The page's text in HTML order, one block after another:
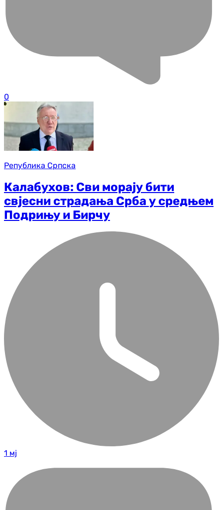
0
Република Српска
Калабухов: Сви морају бити
свјесни страдања Срба у средњем
Подрињу и Бирчу
1 мј